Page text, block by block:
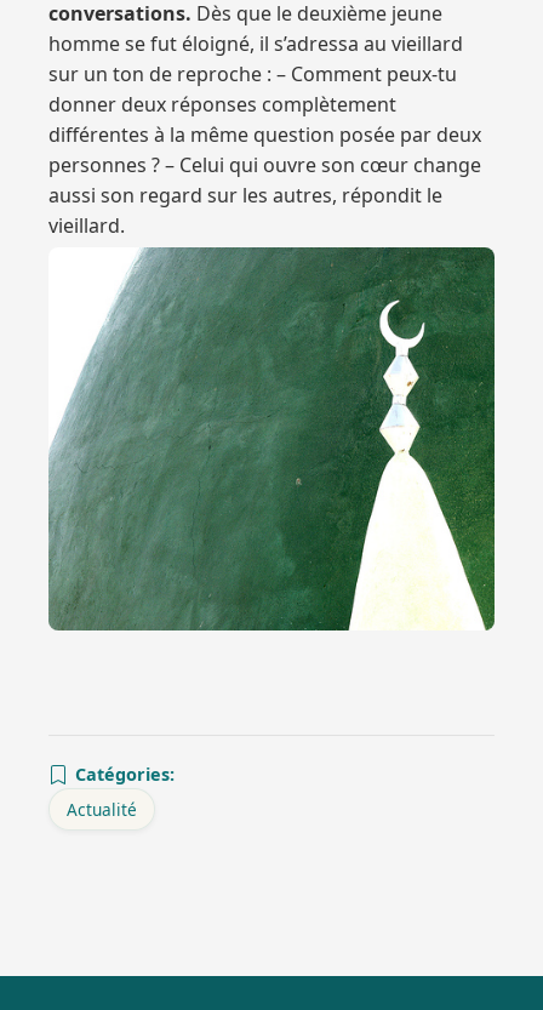
conversations. Dès que le deuxième jeune
homme se fut éloigné, il s’adressa au vieillard
sur un ton de reproche : – Comment peux-tu
donner deux réponses complètement
différentes à la même question posée par deux
personnes ? – Celui qui ouvre son cœur change
aussi son regard sur les autres, répondit le
vieillard.
Catégories:
Actualité